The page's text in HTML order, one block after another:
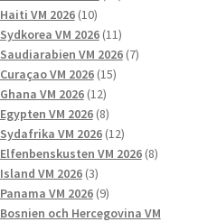
Haiti VM 2026 1010
produkter
Sydkorea VM 2026 1111
produkter
Saudiarabien VM 2026 77
Curaçao VM 2026 1515
Ghana VM 2026 1212
produkter
Egypten VM 2026 88
produkter
Sydafrika VM 2026 1212
produkter
Elfenbenskusten VM 2026 88
Island VM 2026 33
produkter
Panama VM 2026 99
produkter
Bosnien och Hercegovina VM